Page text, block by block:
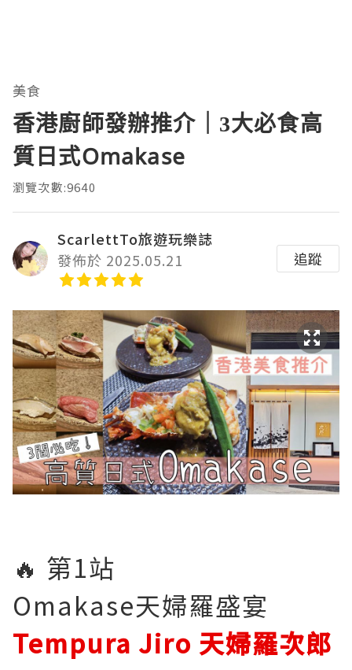
美食
香港廚師發辦推介｜3大必食高
質日式Omakase
瀏覽次數:9640
ScarlettTo旅遊玩樂誌
發佈於 2025.05.21
追蹤
🔥 第1站
Omakase天婦羅盛宴
Tempura Jiro 天婦羅次郎